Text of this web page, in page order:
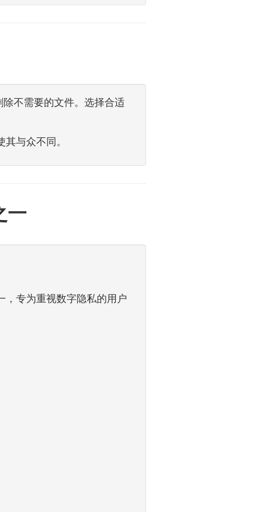
不需要的文件。选择合适
与众不同。
一
，专为重视数字隐私的用户